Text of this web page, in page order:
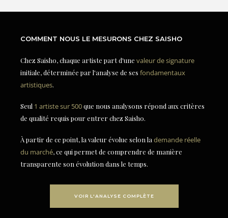
COMMENT NOUS LE MESURONS CHEZ SAISHO
Chez Saisho, chaque artiste part d'une valeur de signature
initiale, déterminée par l'analyse de ses fondamentaux
artistiques.
Seul 1 artiste sur 500que nous analysons répond aux critères
de qualité requis pour entrer chez Saisho.
À partir de ce point, la valeur évolue selon la demande réelle
du marché, ce qui permet de comprendre de manière
transparente son évolution dans le temps.
VOIR L'ANALYSE COMPLÈTE